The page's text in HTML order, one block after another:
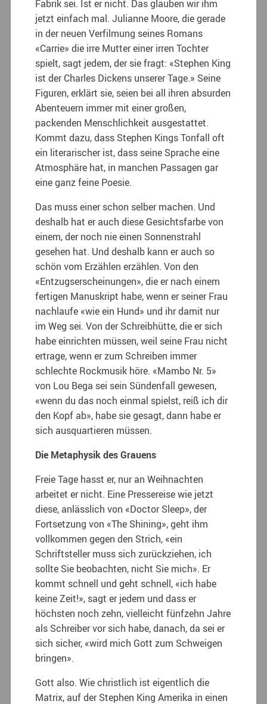
Fabrik sei. Ist er nicht. Das glauben wir ihm
jetzt einfach mal. Julianne Moore, die gerade
in der neuen Verfilmung seines Romans
«Carrie» die irre Mutter einer irren Tochter
spielt, sagt jedem, der sie fragt: «Stephen King
ist der Charles Dickens unserer Tage.» Seine
Figuren, erklärt sie, seien bei all ihren absurden
Abenteuern immer mit einer großen,
packenden Menschlichkeit ausgestattet.
Kommt dazu, dass Stephen Kings Tonfall oft
ein literarischer ist, dass seine Sprache eine
Atmosphäre hat, in manchen Passagen gar
eine ganz feine Poesie.
Das muss einer schon selber machen. Und
deshalb hat er auch diese Gesichtsfarbe von
einem, der noch nie einen Sonnenstrahl
gesehen hat. Und deshalb kann er auch so
schön vom Erzählen erzählen. Von den
«Entzugserscheinungen», die er nach einem
fertigen Manuskript habe, wenn er seiner Frau
nachlaufe «wie ein Hund» und ihr damit nur
im Weg sei. Von der Schreibhütte, die er sich
habe einrichten müssen, weil seine Frau nicht
ertrage, wenn er zum Schreiben immer
schlechte Rockmusik höre. «Mambo Nr. 5»
von Lou Bega sei sein Sündenfall gewesen,
«wenn du das noch einmal spielst, reiß ich dir
den Kopf ab», habe sie gesagt, dann habe er
sich ausquartieren müssen.
Die Metaphysik des Grauens
Freie Tage hasst er, nur an Weihnachten
arbeitet er nicht. Eine Pressereise wie jetzt
diese, anlässlich von «Doctor Sleep», der
Fortsetzung von «The Shining», geht ihm
vollkommen gegen den Strich, «ein
Schriftsteller muss sich zurückziehen, ich
sollte Sie beobachten, nicht Sie mich». Er
kommt schnell und geht schnell, «ich habe
keine Zeit!», sagt er jedem und dass er
höchsten noch zehn, vielleicht fünfzehn Jahre
als Schreiber vor sich habe, danach, da sei er
sich sicher, «wird mich Gott zum Schweigen
bringen».
Gott also. Wie christlich ist eigentlich die
Matrix, auf der Stephen King Amerika in einen